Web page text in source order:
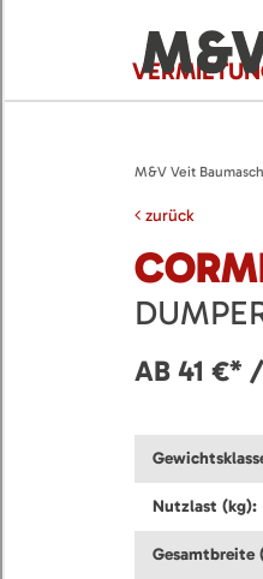
M&V Veit
zurück
AB 41 €*
Nutzlast (kg):
Gesamtbreite